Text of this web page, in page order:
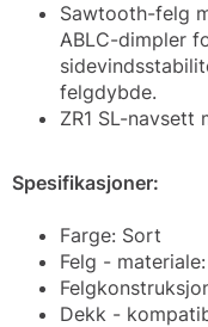
Sawtooth-felg
ABLC-dimpler
felgdybde.
ZR1 SL-navsett
Spesifikasjoner:
Farge: Sort
Felg -
Dekk -